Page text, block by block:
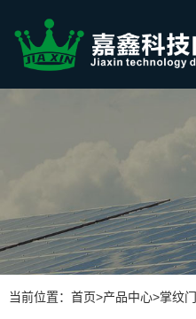
当前位置： 首页>产品中心>掌纹门